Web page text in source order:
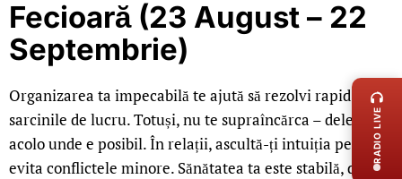
Fecioară (23 August – 22
Septembrie)
Organizarea ta impecabilă te ajută să rezolvi rapid
sarcinile de lucru. Totuși, nu te supraîncărca – deleagă
acolo unde e posibil. În relații, ascultă-ți intuiția pentru a
evita conflictele minore. Sănătatea ta este stabilă, dar
RADIO LIVE